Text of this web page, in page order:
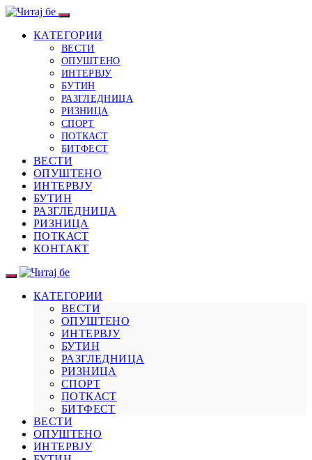
КАТЕГОРИИ
ВЕСТИ
ОПУШТЕНО
ИНТЕРВЈУ
БУТИН
РАЗГЛЕДНИЦА
РИЗНИЦА
СПОРТ
ПОТКАСТ
БИТФЕСТ
ВЕСТИ
ОПУШТЕНО
ИНТЕРВЈУ
БУТИН
РАЗГЛЕДНИЦА
РИЗНИЦА
ПОТКАСТ
КОНТАКТ
КАТЕГОРИИ
ВЕСТИ
ОПУШТЕНО
ИНТЕРВЈУ
БУТИН
РАЗГЛЕДНИЦА
РИЗНИЦА
СПОРТ
ПОТКАСТ
БИТФЕСТ
ВЕСТИ
ОПУШТЕНО
ИНТЕРВЈУ